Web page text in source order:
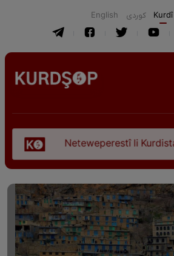
English كوردی Kurdî
Neteweperestî li Kurdistanê: